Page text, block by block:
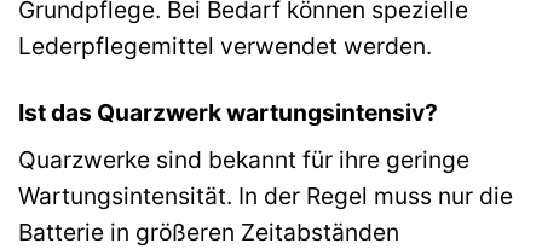
Grundpflege. Bei Bedarf können spezielle
Lederpflegemittel verwendet werden.
Ist das Quarzwerk wartungsintensiv?
Quarzwerke sind bekannt für ihre geringe
Wartungsintensität. In der Regel muss nur die
Batterie in größeren Zeitabständen